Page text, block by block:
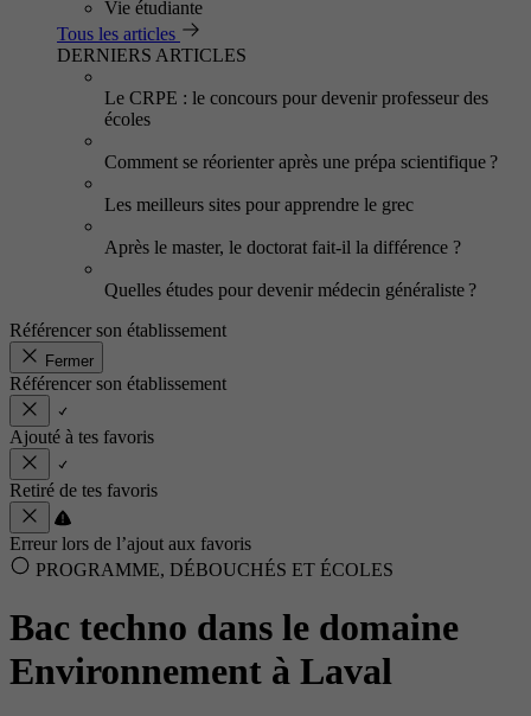
Vie étudiante
Tous les articles
DERNIERS ARTICLES
Le CRPE : le concours pour devenir professeur des
écoles
Comment se réorienter après une prépa scientifique ?
Les meilleurs sites pour apprendre le grec
Après le master, le doctorat fait-il la différence ?
Quelles études pour devenir médecin généraliste ?
Référencer son établissement
Fermer
Référencer son établissement
Ajouté à tes favoris
Retiré de tes favoris
Erreur lors de l’ajout aux favoris
PROGRAMME, DÉBOUCHÉS ET ÉCOLES
Bac techno dans le domaine
Environnement à Laval